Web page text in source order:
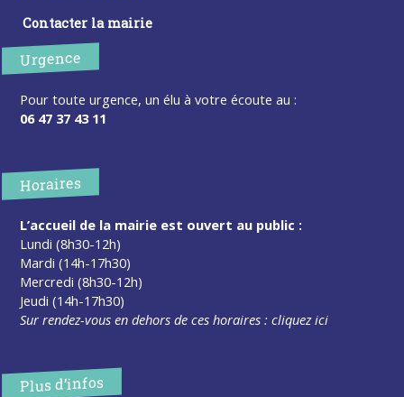
Contacter la mairie
Urgence
Pour toute urgence, un élu à votre écoute au :
06 47 37 43 11
Horaires
L’accueil de la mairie est ouvert au public :
Lundi (8h30-12h)
Mardi (14h-17h30)
Mercredi (8h30-12h)
Jeudi (14h-17h30)
Sur rendez-vous en dehors de ces horaires :cliquez ici
Plus d’infos